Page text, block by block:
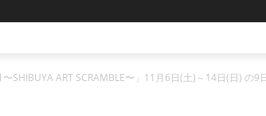
SHIBUYA ART SCRAMBLE〜」11月6日(土)～14日(日) の9